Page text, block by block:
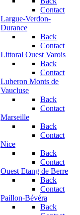
Contact
Largue-Verdon-
Durance
Back
Contact
Littoral Ouest Varois
Back
Contact
Luberon Monts de
Vaucluse
Back
Contact
Marseille
Back
Contact
Nice
Back
Contact
Ouest Etang de Berre
Back
Contact
Paillon-Bévéra
Back